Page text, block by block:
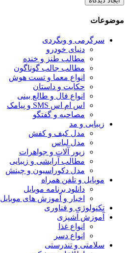
موضوعات
سرگرمی و وبگردی
دنیای خودرو
مطالب طنز و خنده
مطالب جالب گوناگون
انواع معما و تست هوش
حکایت و داستان
انواع فال و طالع بینی
اس ام اس SMS و پیامک
مصاحبه و گفتگو
زیبایی و مد
مدل کیف و کفش
مدل لباس
زیور آلات و جواهرات
مطالب آرایشی و زیبایی
مدل دکوراسیون و چینش
موبایل و تلفن همراه
دانلود برنامه موبایل
اخبار و آموزش های موبایل
تکنولوژی و فناوری
آموزش آشپزی
انواع غذا
انواع دسر
سلامتی و تندرستی